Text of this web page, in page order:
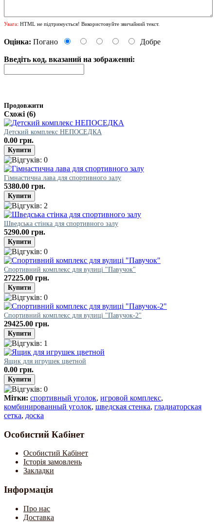
Увага: HTML не підтримується! Використовуйте звичайний текст.
Оцінка: Погано Добре
Введіть код, вказаний на зображенні:
Продовжити
Схожі (6)
Детский комплекс НЕПОСЕДКА
0.00 грн.
Гімнастична лава для спортивного залу
5380.00 грн.
Шведська стінка для спортивного залу
5290.00 грн.
Спортивний комплекс для вулиці "Павучок"
27225.00 грн.
Спортивний комплекс для вулиці "Павучок-2"
29425.00 грн.
Ящик для игрушек цветной
0.00 грн.
Мітки: спортивный уголок, игровой комплекс,
комбинированный уголок, шведская стенка, гладиаторская
сетка, доска
Особистий Кабінет
Особистий Кабінет
Історія замовлень
Закладки
Інформація
Про нас
Доставка